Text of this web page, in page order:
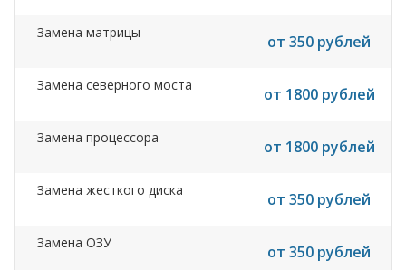
Замена матрицы от 350 рублей
Замена северного моста от 1800 рублей
Замена процессора от 1800 рублей
Замена жесткого диска от 350 рублей
Замена ОЗУ от 350 рублей